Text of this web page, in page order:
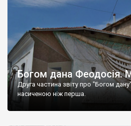
Богом дана Феодосія.
Друга частина звіту про "Богом
насиченою ніж перша.